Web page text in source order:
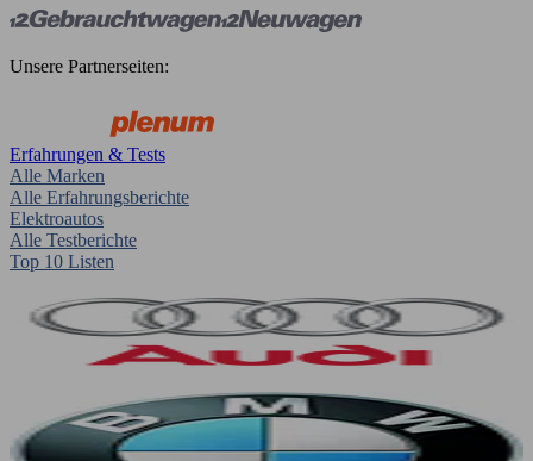
Unsere Partnerseiten:
Erfahrungen & Tests
Alle Marken
Alle Erfahrungsberichte
Elektroautos
Alle Testberichte
Top 10 Listen